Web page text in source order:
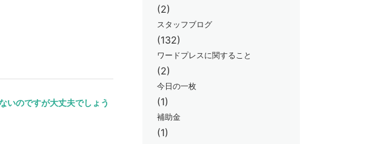
いのですが大丈夫でしょう
(2)
スタッフブログ
(132)
ワードプレスに関すること
(2)
今日の一枚
(1)
補助金
(1)